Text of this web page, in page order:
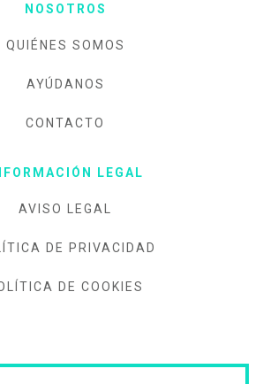
NOSOTROS
QUIÉNES SOMOS
AYÚDANOS
CONTACTO
LEGAL
AVISO LEGAL
DE PRIVACIDAD
DE COOKIES